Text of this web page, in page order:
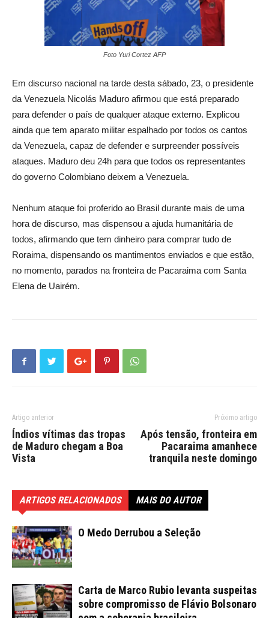
Foto Yuri Cortez AFP
Em discurso nacional na tarde desta sábado, 23, o presidente
da Venezuela Nicolás Maduro afirmou que está preparado
para defender o país de qualquer ataque externo. Explicou
ainda que tem aparato militar espalhado por todos os cantos
da Venezuela, capaz de defender e surpreender possíveis
ataques. Maduro deu 24h para que todos os representantes
do governo Colombiano deixem a Venezuela.
Nenhum ataque foi proferido ao Brasil durante mais de uma
hora de discurso, mas dispensou a ajuda humanitária de
todos, afirmando que tem dinheiro para comprar tudo de
Roraima, dispensando os mantimentos enviados e que estão,
no momento, parados na fronteira de Pacaraima com Santa
Elena de Uairém.
Artigo anterior
Índios vítimas das tropas
de Maduro chegam a Boa
Vista
Próximo artigo
Após tensão, fronteira em
Pacaraima amanhece
tranquila neste domingo
ARTIGOS RELACIONADOS MAIS DO AUTOR
O Medo Derrubou a Seleção
Carta de Marco Rubio levanta suspeitas
sobre compromisso de Flávio Bolsonaro